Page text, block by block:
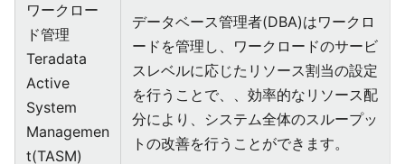
ワークロー
ド管理
Teradata
Active
System
Managemen
t(TASM)
データベース管理者(DBA)はワークロ
ードを管理し、ワークロードのサービ
スレベルに応じたリソース割当の設定
を行うことで、、効率的なリソース配
分により、システム全体のスループッ
トの改善を行うことができます。